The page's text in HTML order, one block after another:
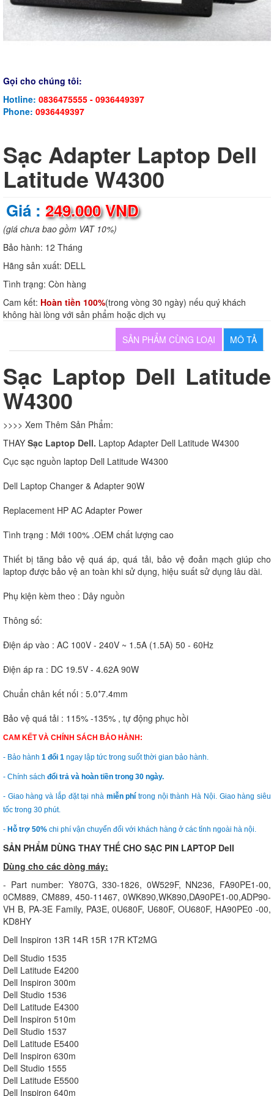
Gọi cho chúng tôi:
Hotline: 0836475555 - 0936449397
Phone: 0936449397
Sạc Adapter Laptop Dell
Latitude W4300
Giá : 249.000 VND
(giá chưa bao gồm VAT 10%)
Bảo hành: 12 Tháng
Hãng sản xuất: DELL
Tình trạng: Còn hàng
Cam kết: Hoàn tiền 100%(trong vòng 30 ngày) nếu quý khách
không hài lòng với sản phẩm hoặc dịch vụ
MÔ TẢ
SẢN PHẨM CÙNG LOẠI
Sạc Laptop Dell Latitude
W4300
>>>> Xem Thêm Sản Phẩm:
THAY Sạc Laptop Dell. Laptop Adapter Dell Latitude W4300
Cục sạc nguồn laptop Dell Latitude W4300
Dell Laptop Changer & Adapter 90W
Replacement HP AC Adapter Power
Tình trạng : Mới 100% .OEM chất lượng cao
Thiết bị tăng bảo vệ quá áp, quá tải, bảo vệ đoản mạch giúp cho
laptop được bảo vệ an toàn khi sử dụng, hiệu suất sử dụng lâu dài.
Phụ kiện kèm theo : Dây nguồn
Thông số:
Điện áp vào : AC 100V - 240V ~ 1.5A (1.5A) 50 - 60Hz
Điện áp ra : DC 19.5V - 4.62A 90W
Chuẩn chân kết nối : 5.0*7.4mm
Bảo vệ quá tải : 115% -135% , tự động phục hồi
CAM KẾT VÀ CHÍNH SÁCH BẢO HÀNH:
- Bảo hành 1 đổi 1 ngay lập tức trong suốt thời gian bảo hành.
- Chính sách đổi trả và hoàn tiền trong 30 ngày.
- Giao hàng và lắp đặt tại nhà miễn phí trong nội thành Hà Nội. Giao hàng siêu
tốc trong 30 phút.
- Hỗ trợ 50% chi phí vận chuyển đối với khách hàng ở các tỉnh ngoài hà nội.
SẢN PHẨM DÙNG THAY THẾ CHO SẠC PIN LAPTOP Dell
Dùng cho các dòng máy:
- Part number: Y807G, 330-1826, 0W529F, NN236, FA90PE1-00,
0CM889, CM889, 450-11467, 0WK890,WK890,DA90PE1-00,ADP90-
VH B, PA-3E Family, PA3E, 0U680F, U680F, OU680F, HA90PE0 -00,
KD8HY
Dell Inspiron 13R 14R 15R 17R KT2MG
Dell Studio 1535
Dell Latitude E4200
Dell Inspiron 300m
Dell Studio 1536
Dell Latitude E4300
Dell Inspiron 510m
Dell Studio 1537
Dell Latitude E5400
Dell Inspiron 630m
Dell Studio 1555
Dell Latitude E5500
Dell Inspiron 640m